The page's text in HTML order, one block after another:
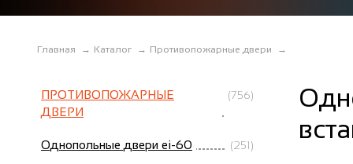
Главная → Каталог → Противопожарные двери →
ПРОТИВОПОЖАРНЫЕ
ДВЕРИ
(756)
Однопольные двери ei-60 (251)